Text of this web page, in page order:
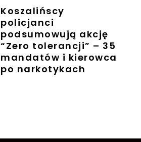
Koszalińscy
policjanci
podsumowują akcję
“Zero tolerancji” – 35
mandatów i kierowca
po narkotykach